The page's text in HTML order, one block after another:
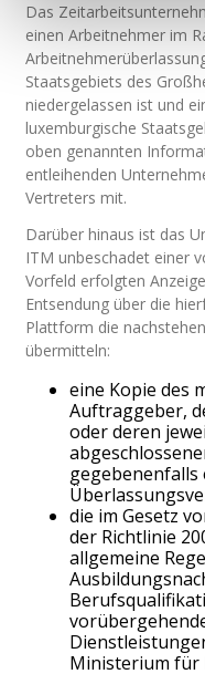
Das
einen Arbeitnehmer im
Staatsgebiets des
niedergelassen ist und
luxemburgische
oben genannten
entleihenden
Vertreters mit.
Darüber hinaus ist das
ITM unbeschadet einer
Vorfeld erfolgten
Entsendung über die
Plattform die
übermitteln:
eine Kopie des
Auftraggeber,
oder deren
gegebenenfalls
die im Gesetz
der Richtlinie
allgemeine
Ministerium für